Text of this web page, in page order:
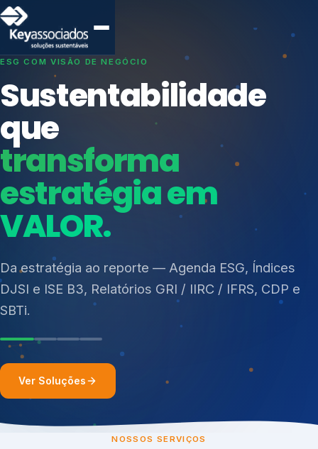
SISTEMAS DE GESTÃO OTIMIZADOS E INTEGRADOS
Conformidade que
protege seu
negócio.
Consultoria, auditoria e treinamentos em ISO 27001,
ISO 27701, ISO 42001, ISO 37001, ISO 9001, ISO
resíduos sólidos (PGRS/PMGRS).
Índices de Mercado
Mudanças Climáticas
Reputação e Cadeia
Reporte Regulatório
Ver Soluções
NOSSOS SERVIÇOS